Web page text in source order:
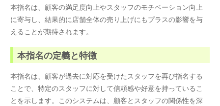
本指名は、顧客の満足度向上やスタッフのモチベーション向上
に寄与し、結果的に店舗全体の売り上げにもプラスの影響を与
えることが期待されます。
本指名の定義と特徴
本指名は、顧客が過去に対応を受けたスタッフを再び指名する
ことで、特定のスタッフに対して信頼感や好意を持っているこ
とを示します。このシステムは、顧客とスタッフの関係性を深